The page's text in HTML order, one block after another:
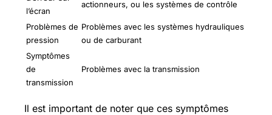
l’écran
actionneurs, ou les systèmes de contrôle
Problèmes de
pression
Problèmes avec les systèmes hydrauliques
ou de carburant
Symptômes
de
transmission
Problèmes avec la transmission
Il est important de noter que ces symptômes